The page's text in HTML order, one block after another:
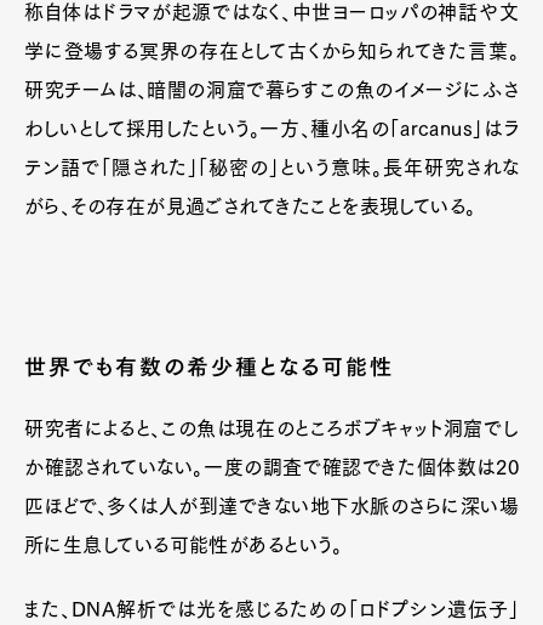
称自体はドラマが起源ではなく、中世ヨーロッパの神話や文
学に登場する冥界の存在として古くから知られてきた言葉。
研究チームは、暗闇の洞窟で暮らすこの魚のイメージにふさ
わしいとして採用したという。一方、種小名の「arcanus」はラ
テン語で「隠された」「秘密の」という意味。長年研究されな
がら、その存在が見過ごされてきたことを表現している。
世界でも有数の希少種となる可能性
研究者によると、この魚は現在のところボブキャット洞窟でし
か確認されていない。一度の調査で確認できた個体数は20
匹ほどで、多くは人が到達できない地下水脈のさらに深い場
所に生息している可能性があるという。
また、DNA解析では光を感じるための「ロドプシン遺伝子」